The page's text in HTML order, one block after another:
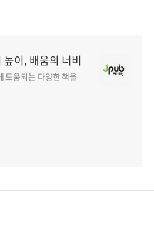
이, 배움의 너비
도움되는 다양한 책을